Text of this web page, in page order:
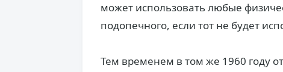
может использовать любые
подопечного, если тот не будет
Тем временем в том же 1960 году